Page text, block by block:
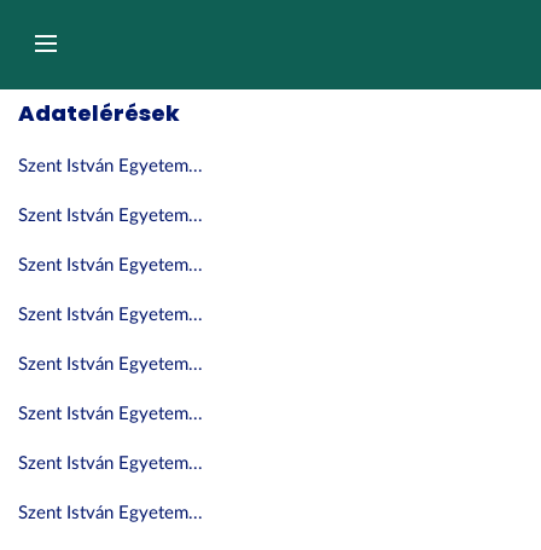
átugrásaNavigáció
Adatelérések
Szent István Egyetem...
Szent István Egyetem...
Szent István Egyetem...
Szent István Egyetem...
Szent István Egyetem...
Szent István Egyetem...
Szent István Egyetem...
Szent István Egyetem...